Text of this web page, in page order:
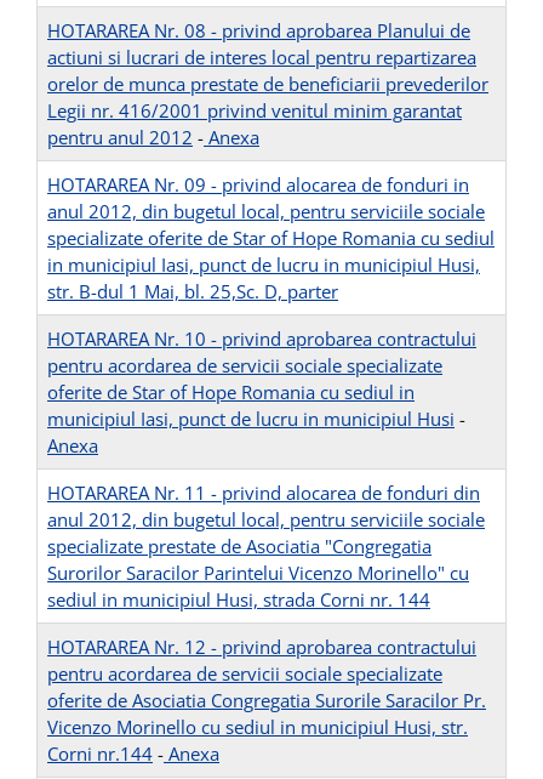
HOTARAREA Nr. 08 - privind aprobarea Planului de
actiuni si lucrari de interes local pentru repartizarea
orelor de munca prestate de beneficiarii prevederilor
Legii nr. 416/2001 privind venitul minim garantat
pentru anul 2012 - Anexa
HOTARAREA Nr. 09 - privind alocarea de fonduri in
anul 2012, din bugetul local, pentru serviciile sociale
specializate oferite de Star of Hope Romania cu sediul
in municipiul Iasi, punct de lucru in municipiul Husi,
str. B-dul 1 Mai, bl. 25,Sc. D, parter
HOTARAREA Nr. 10 - privind aprobarea contractului
pentru acordarea de servicii sociale specializate
oferite de Star of Hope Romania cu sediul in
municipiul Iasi, punct de lucru in municipiul Husi -
Anexa
HOTARAREA Nr. 11 - privind alocarea de fonduri din
anul 2012, din bugetul local, pentru serviciile sociale
specializate prestate de Asociatia "Congregatia
Surorilor Saracilor Parintelui Vicenzo Morinello" cu
sediul in municipiul Husi, strada Corni nr. 144
HOTARAREA Nr. 12 - privind aprobarea contractului
pentru acordarea de servicii sociale specializate
oferite de Asociatia Congregatia Surorile Saracilor Pr.
Vicenzo Morinello cu sediul in municipiul Husi, str.
Corni nr.144 - Anexa